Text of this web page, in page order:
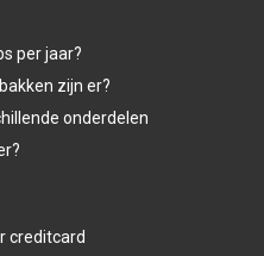
per jaar?
zijn er?
onderdelen
creditcard